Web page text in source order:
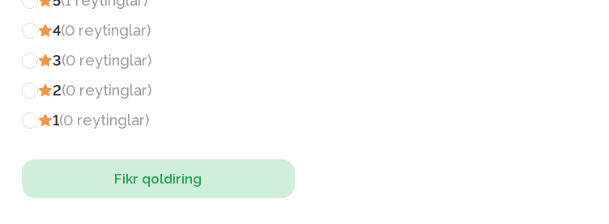
4(0 reytinglar)
3(0 reytinglar)
2(0 reytinglar)
1(0 reytinglar)
Fikr qoldiring